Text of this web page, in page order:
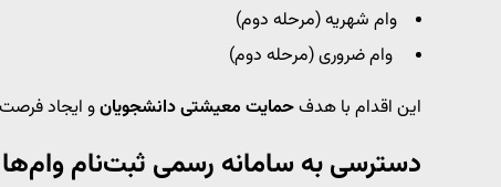
وام شهریه (مرحله دوم)
وام ضروری (مرحله دوم)
این اقدام با هدفحمایت معیشتی دانشجویانو ایجاد
دسترسی به سامانه رسمی ثبت‌نام وام‌ها